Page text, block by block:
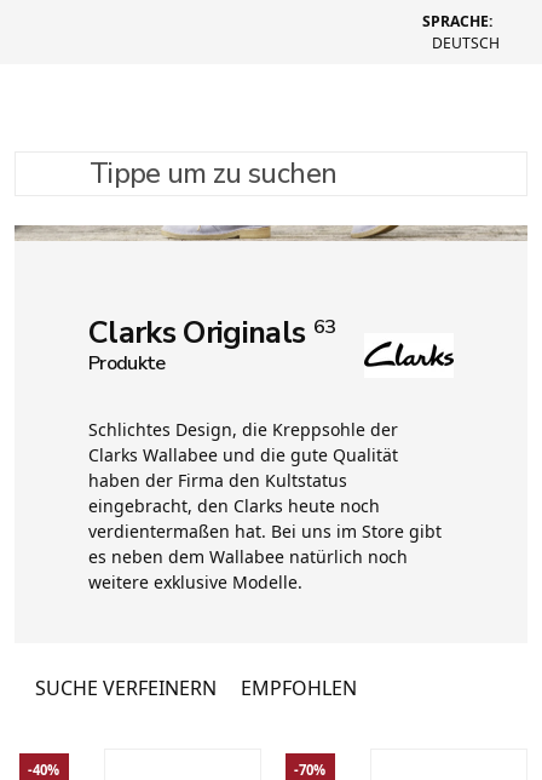
SPRACHE:
DEUTSCH
Tippe um zu suchen
Clarks Originals 63
Produkte
Schlichtes Design, die Kreppsohle der
Clarks Wallabee und die gute Qualität
haben der Firma den Kultstatus
eingebracht, den Clarks heute noch
verdientermaßen hat. Bei uns im Store gibt
es neben dem Wallabee natürlich noch
weitere exklusive Modelle.
SUCHE VERFEINERN EMPFOHLEN
-40% -70%